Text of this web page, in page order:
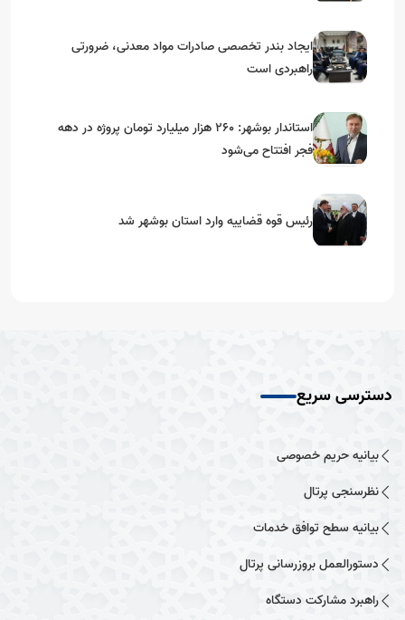
ایجاد بندر تخصصی صادرات مواد معدنی، ضرورتی
راهبردی است
استاندار بوشهر: ۲۶۰ هزار میلیارد تومان پروژه در دهه
فجر افتتاح می‌شود
رئیس قوه قضاییه وارد استان بوشهر شد
دسترسی سریع
بیانیه حریم خصوصی
نظرسنجی پرتال
بیانیه سطح توافق خدمات
دستورالعمل بروزرسانی پرتال
راهبرد مشارکت دستگاه